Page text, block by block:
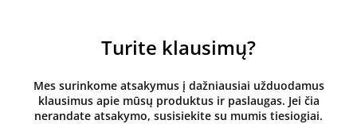
Turite klausimų?
Mes surinkome atsakymus į dažniausiai užduodamus
klausimus apie mūsų produktus ir paslaugas. Jei čia
nerandate atsakymo, susisiekite su mumis tiesiogiai.